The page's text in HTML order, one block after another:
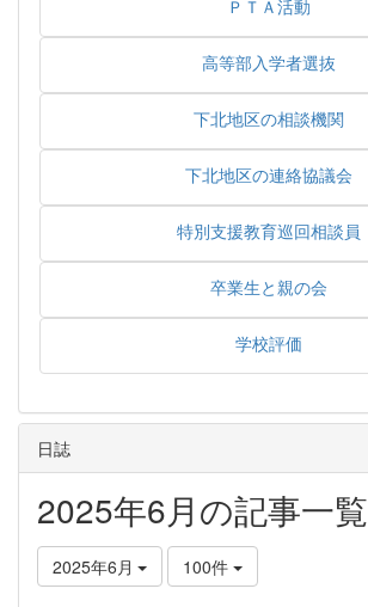
ＰＴＡ活動
高等部入学者選抜
下北地区の相談機関
下北地区の連絡協議会
特別支援教育巡回相談員
卒業生と親の会
学校評価
日誌
2025年6月の記事一覧
2025年6月 100件